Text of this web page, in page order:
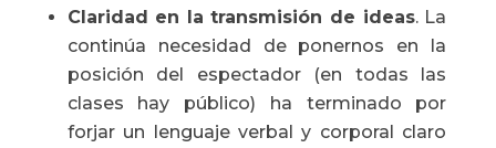
Claridad en la transmisión de ideas. La
continúa necesidad de ponernos en la
posición del espectador (en todas las
clases hay público) ha terminado por
forjar un lenguaje verbal y corporal claro